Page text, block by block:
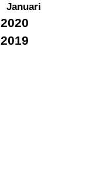
Januari
2020
2019